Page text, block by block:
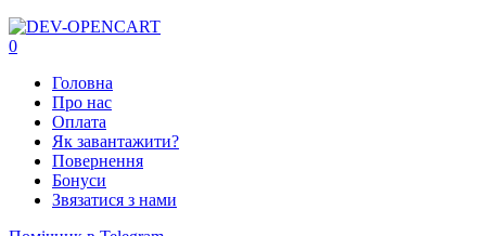
0
Головна
Про нас
Оплата
Як завантажити?
Повернення
Бонуси
Звязатися з нами